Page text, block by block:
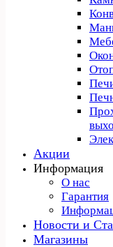
Акции
Информация
О нас
Гарантия
Новости и
Магазины